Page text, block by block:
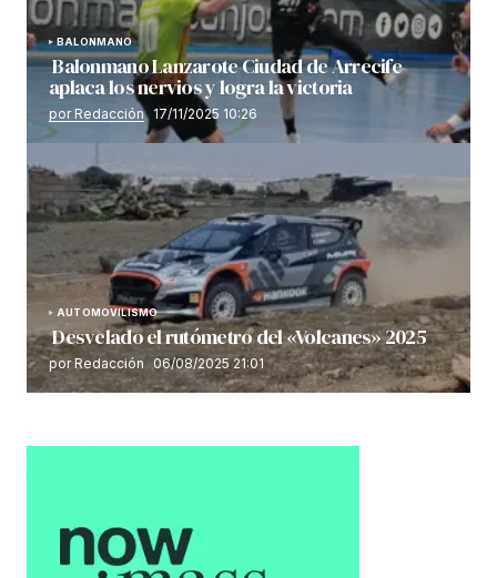
BALONMANO
Balonmano Lanzarote Ciudad de Arrecife
aplaca los nervios y logra la victoria
por Redacción 17/11/2025 10:26
AUTOMOVILISMO
Desvelado el rutómetro del «Volcanes» 2025
por Redacción 06/08/2025 21:01